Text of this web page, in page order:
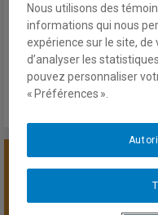
18
SOUTENIR LA
Nous utilisons des
informations qui nous
expérience sur le site,
d’analyser les
pouvez personnaliser
« Préférences ».